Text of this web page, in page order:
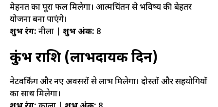
मेहनत का पूरा फल मिलेगा। आत्मचिंतन से भविष्य की बेहतर
योजना बना पाएंगे।
शुभ रंग: नीला | शुभ अंक: 8
कुंभ राशि (लाभदायक दिन)
नेटवर्किंग और नए अवसरों से लाभ मिलेगा। दोस्तों और सहयोगियों
का साथ मिलेगा।